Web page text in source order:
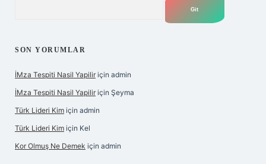
SON YORUMLAR
İMza Tespiti Nasil Yapilir için admin
İMza Tespiti Nasil Yapilir için Şeyma
Türk Lideri Kim için admin
Türk Lideri Kim için Kel
Kor Olmuş Ne Demek için admin